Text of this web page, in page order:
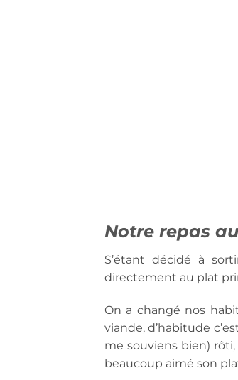
Notre repas
S’étant décidé à
directement au plat
On a changé nos
viande, d’habitude
me souviens bien)
beaucoup aimé son